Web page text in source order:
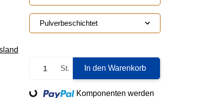
Pulverbeschichtet
St. In den Warenkorb
Loading...
Komponenten werden